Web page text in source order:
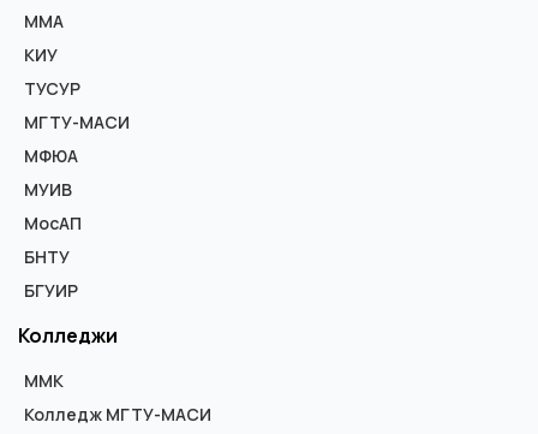
ММА
КИУ
ТУСУР
МГТУ-МАСИ
МФЮА
МУИВ
МосАП
БНТУ
БГУИР
Колледжи
ММК
Колледж МГТУ-МАСИ